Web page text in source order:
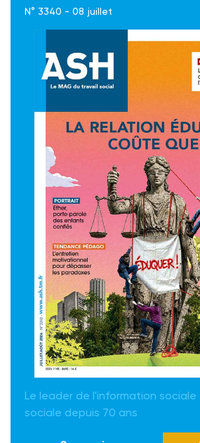
N° 3340 - 08 juillet
Le leader de l'information
sociale depuis 70 ans